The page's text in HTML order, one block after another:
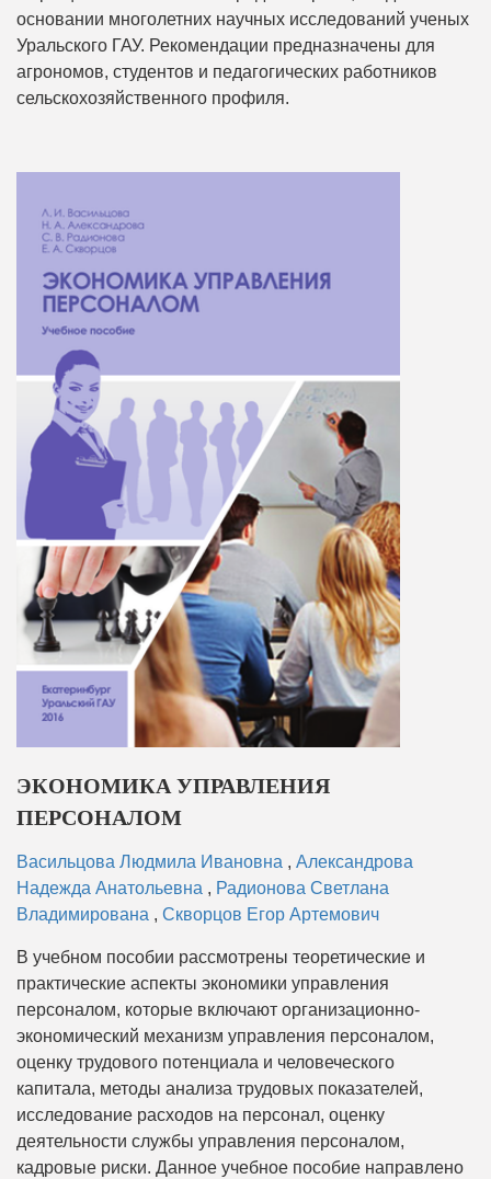
основании многолетних научных исследований ученых
Уральского ГАУ. Рекомендации предназначены для
агрономов, студентов и педагогических работников
сельскохозяйственного профиля.
ЭКОНОМИКА УПРАВЛЕНИЯ
ПЕРСОНАЛОМ
Васильцова Людмила Ивановна , Александрова
Надежда Анатольевна , Радионова Светлана
Владимирована , Скворцов Егор Артемович
В учебном пособии рассмотрены теоретические и
практические аспекты экономики управления
персоналом, которые включают организационно-
экономический механизм управления персоналом,
оценку трудового потенциала и человеческого
капитала, методы анализа трудовых показателей,
исследование расходов на персонал, оценку
деятельности службы управления персоналом,
кадровые риски. Данное учебное пособие направлено